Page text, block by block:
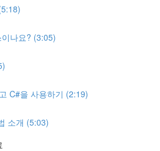
나요? (3:05)
C#을 사용하기 (2:19)
소개 (5:03)